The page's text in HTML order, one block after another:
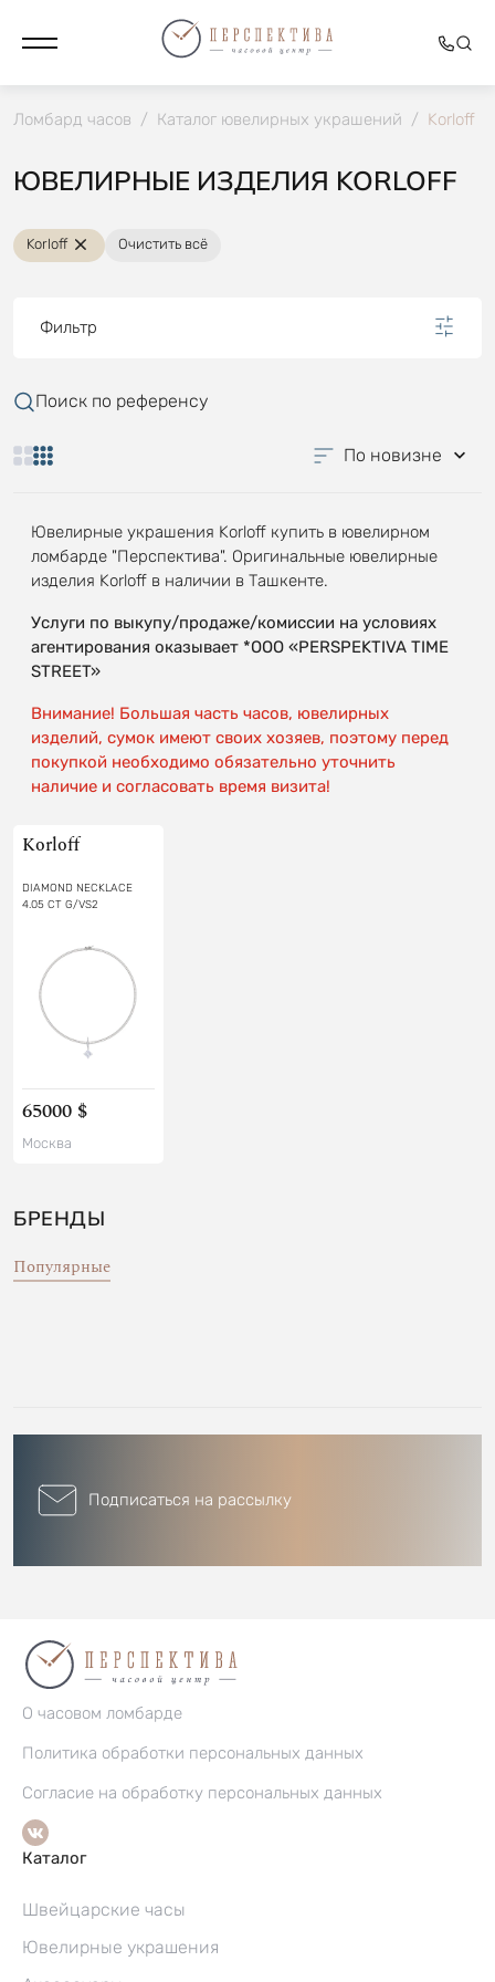
Ломбард часов / Каталог ювелирных украшений / Korloff
ЮВЕЛИРНЫЕ ИЗДЕЛИЯ KORLOFF
Korloff Очистить всё
Фильтр
Поиск по референсу
По новизне
Ювелирные украшения Korloff купить в ювелирном
ломбарде "Перспектива". Оригинальные ювелирные
изделия Korloff в наличии в Ташкенте.
Услуги по выкупу/продаже/комиссии на условиях
агентирования оказывает *OOO «PERSPEKTIVA TIME
STREET»
Внимание! Большая часть часов, ювелирных
изделий, сумок имеют своих хозяев, поэтому перед
покупкой необходимо обязательно уточнить
наличие и согласовать время визита!
Korloff
DIAMOND NECKLACE
4.05 CT G/VS2
65000 $
Москва
БРЕНДЫ
Популярные
Подписаться на рассылку
О часовом ломбарде
Политика обработки персональных данных
Согласие на обработку персональных данных
Каталог
Швейцарские часы
Ювелирные украшения